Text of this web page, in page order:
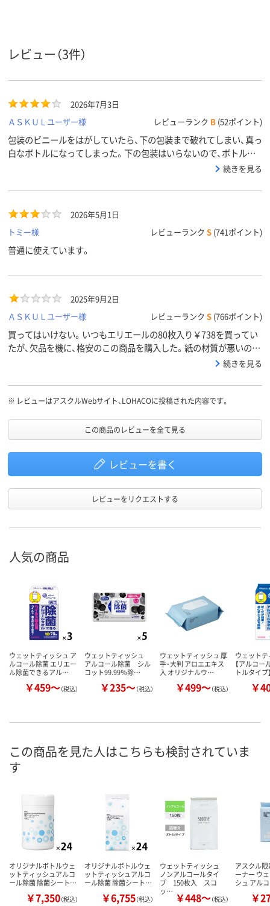
アスクル
商品環境
10
レビュー（3件）
2026年7月3日
ＡＳＫＵＬユーザー様
レビューランク B (52ポイント)
包装のビニールをはがしていたら、下の包装まで破れてしまい、真っ
白なボトルになってしまった。下の包装はいらないので、ボトルに
直接印字してあるといいなと思いました。価格はお安いので満足で
続きを見る
2026年5月1日
トミー様
レビューランク S (741ポイント)
普通に使えています。
2025年9月2日
ＡＳＫＵＬユーザー様
レビューランク S (766ポイント)
買ってはいけない。いつもエリエールの80枚入り￥738を買ってい
たが、欠品を機に、格安のこの商品を購入した。紙の材質が悪いの
か、切れ込みの入れ方が悪いのか、絶対に1枚ずつで切れない。最初
い付けても切れないので、もう片方の手で穴のところを押さえなが
らちぎるしかない。初見では絶対にできないので、一回当たり少な
使用回数はトントンかマイナスになる。意識的にやっている私でさ
え、1枚とってふたから出ない幅では切れない。何より使っていて不
快。社員からの苦情も多く、大失敗。10個買ってしまったが、返品し
たい。買ってから使用までにしばらく経ってしまったことが悔やま
れる。★1も付けたくない。
続きを見る
※ レビューはアスクルWebサイト、LOHACOに投稿された内容です。
この商品のレビューを全て見る
レビューを書く
レビューをリクエストする
人気の商品
ウェットティッシュ ア
ルコール除菌 エリエー
ル除菌できるアル…
￥459～（税込）
ウェットティッシュ
アルコール除菌 シル
コット99.99％除…
￥235～（税込）
ウェットティッシュ 厚
手・大判 アロエエキス
入 オリジナルウ…
￥499～（税込）
ウェット
【アルコー
トルタイ
￥
この商品を見た人はこちらも検討されていま
す
オリジナルボトルウェ
ットティッシュアルコ
ール除菌 除菌シート…
￥7,350（税込）
オリジナルボトルウェ
ットティッシュアルコ
ール除菌 除菌シート…
￥6,755（税込）
ウェットティッシュ
ノンアルコールタイ
プ 150枚入 スコ
ッ… ￥448～（税込）
アスクル
ーナー ウ
シュ アル
￥